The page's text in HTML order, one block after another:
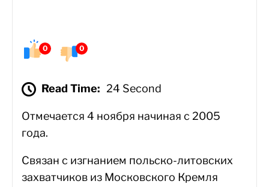
0 0
Read Time: 24 Second
Отмечается 4 ноября начиная с 2005
года.
Связан с изгнанием польско-литовских
захватчиков из Московского Кремля